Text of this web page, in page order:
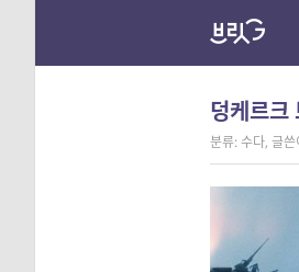
덩케르크
분류: 수다, 글쓴